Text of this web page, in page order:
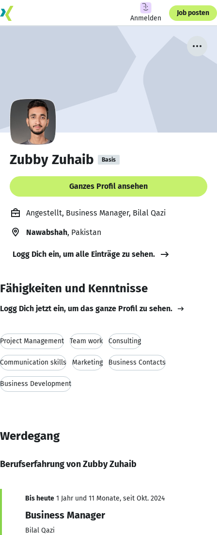
Anmelden
Job posten
Zubby Zuhaib Basis
Ganzes Profil ansehen
Angestellt, Business Manager, Bilal Qazi
Nawabshah, Pakistan
Logg Dich ein, um alle Einträge zu sehen.
Fähigkeiten und Kenntnisse
Logg Dich jetzt ein, um das ganze Profil zu sehen.
Project Management Team work Consulting
Communication skills Marketing Business Contacts
Business Development
Werdegang
Berufserfahrung von Zubby Zuhaib
Bis heute 1 Jahr und 11 Monate, seit Okt. 2024
Business Manager
Bilal Qazi